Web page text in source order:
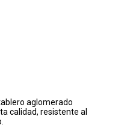
aglomerado
calidad, resistente al